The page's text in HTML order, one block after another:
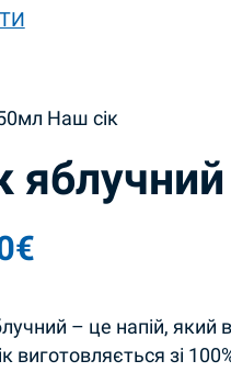
Наш сік
€
– це напій, який
виготовляється зі